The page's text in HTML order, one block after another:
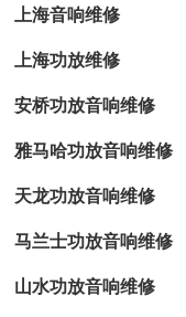
上海音响维修
上海功放维修
安桥功放音响维修
雅马哈功放音响维修
天龙功放音响维修
马兰士功放音响维修
山水功放音响维修